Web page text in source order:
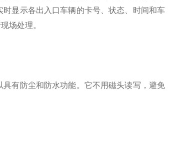
显示各出入口车辆的卡号、状态、时间和车
场处理。
有防尘和防水功能。它不用磁头读写，避免